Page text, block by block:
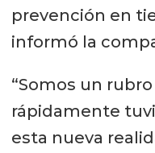
prevención en
informó la
“Somos un
rápidamente
esta nueva